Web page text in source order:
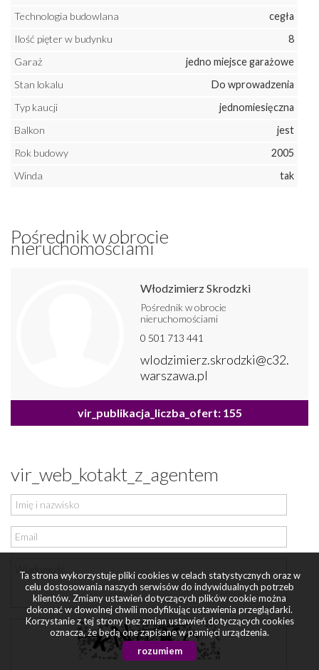
Technologia budowlana
cegła
Ilość pięter w budynku
8
Garaż
jedno miejsce garażowe
Stan lokalu
Do wprowadzenia
Typ kaucji
jednomiesięczna
Balkon
jest
Rok budowy
2005
Winda
tak
Pośrednik w obrocie
nieruchomościami
Włodzimierz Skrodzki
Pośrednik w obrocie
nieruchomościami
0 501 713 441
wlodzimierz.skrodzki@c32.
warszawa.pl
vir_publikacja_liczba_ofert: 155
vir_web_kotakt_z_agentem
Ta strona wykorzystuje pliki cookies w celach statystycznych oraz w
celu dostosowania naszych serwisów do indywidualnych potrzeb
klientów. Zmiany ustawień dotyczących plików cookie można
dokonać w dowolnej chwili modyfikując ustawienia przeglądarki.
Korzystanie z tej strony bez zmian ustawień dotyczących cookies
oznacza, że będą one zapisane w pamięci urządzenia.
rozumiem